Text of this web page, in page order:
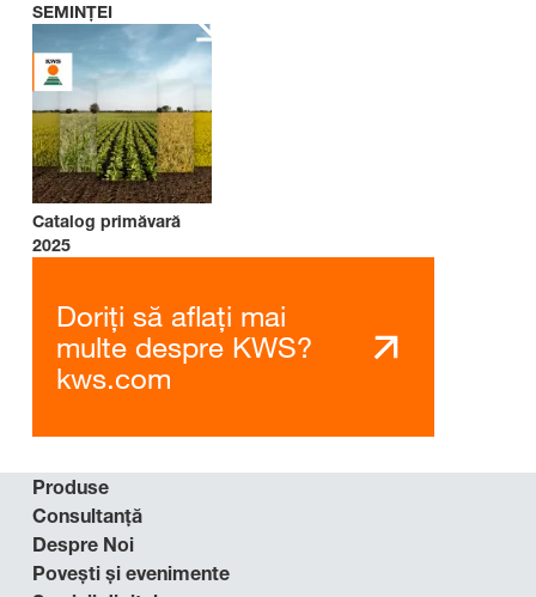
SEMINȚEI
Catalog primăvară
2025
Doriți să aflați mai
multe despre KWS?
kws.com
Produse
Consultanță
Despre Noi
Povești și evenimente